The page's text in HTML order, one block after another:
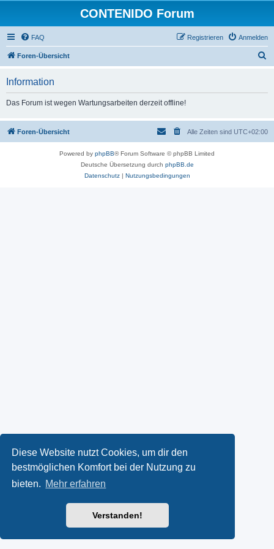
Diese Website nutzt Cookies, um dir den
bestmöglichen Komfort bei der Nutzung zu
bieten. Mehr erfahren
Verstanden!
CONTENIDO Forum
FAQ Anmelden
Registrieren
Foren-Übersicht
Information
Das Forum ist wegen Wartungsarbeiten derzeit offline!
Foren-Übersicht Alle Zeiten sind UTC+02:00
Powered by phpBB® Forum Software © phpBB Limited
Deutsche Übersetzung durch phpBB.de
Datenschutz| Nutzungsbedingungen